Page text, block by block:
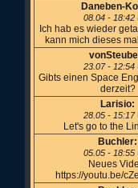
Daneben-
08.04 - 18:42
Ich hab es wieder
kann mich dieses
23.07 - 12:54
Gibts einen Space
derzeit?
Larisio:
28.05 - 15:17
Let's go to the
Buchler:
05.05 - 18:55
Neues
https://youtu.be/